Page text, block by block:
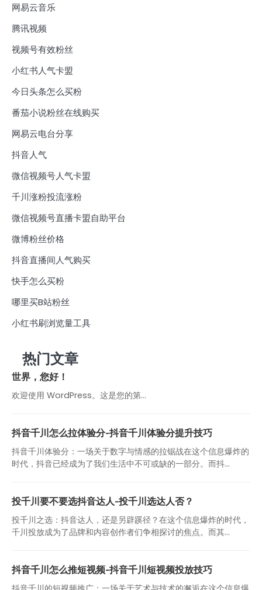
网易云音乐
腾讯视频
视频号有效粉丝
小红书人气卡盟
今日头条怎么买粉
番茄小说粉丝在线购买
网易云电台分享
抖音人气
微信视频号人气卡盟
千川涨粉投流涨粉
微信视频号直播卡盟自助平台
微博粉丝价格
抖音直播间人气购买
快手怎么买粉
哪里买B站粉丝
小红书刷浏览量工具
热门文章
世界，您好！
欢迎使用 WordPress。这是您的第…
抖音千川怎么拉体验分-抖音千川体验分提升技巧
抖音千川体验分：一场关于数字与情感的拉锯战在这个信息爆炸的
时代，抖音已经成为了我们生活中不可或缺的一部分。而抖...
投千川要不要选抖音达人-投千川选达人否？
投千川之选：抖音达人，还是另辟蹊径？在这个信息爆炸的时代，
千川投放成为了品牌和内容创作者们争相探讨的焦点。而其...
抖音千川怎么推短视频-抖音千川短视频投放技巧